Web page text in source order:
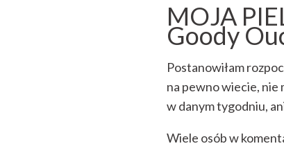
MOJA
Goody
Postanowiłam
na pewno wiecie, nie
w danym tygodniu,
Wiele osób w